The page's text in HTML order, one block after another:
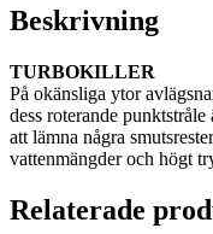
Beskrivning
TURBOKILLER
På okänsliga ytor
dess roterande punktstråle
att lämna några
vattenmängder och högt
Relaterade